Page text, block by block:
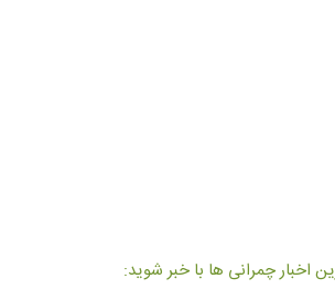
اخبار چمرانی ها با خبر شوید: